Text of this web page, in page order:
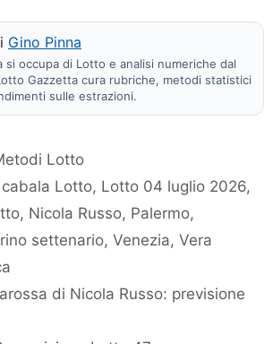
Gino Pinna
si occupa di Lotto e analisi numeriche dal
Gazzetta cura rubriche, metodi statistici
sulle estrazioni.
Lotto
cabala Lotto, Lotto 04 luglio 2026,
, Nicola Russo, Palermo,
settenario, Venezia, Vera
di Nicola Russo: previsione